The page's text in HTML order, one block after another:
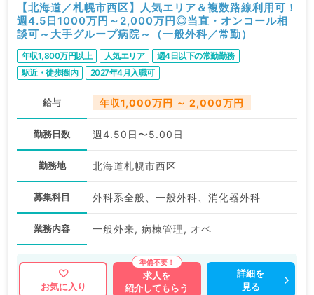
【北海道／札幌市西区】人気エリア＆複数路線利用可！
週4.5日1000万円～2,000万円◎当直・オンコール相
談可～大手グループ病院～（一般外科／常勤）
年収1,800万円以上 人気エリア
週4日以下の常勤勤務
駅近・徒歩圏内
2027年4月入職可
給与 年収1,000万円 ～ 2,000万円
勤務日数 週4.50日〜5.00日
勤務地 北海道札幌市西区
募集科目 外科系全般、一般外科、消化器外科
業務内容 一般外来, 病棟管理, オペ
お気に入り
求人を
紹介してもらう
詳細を
見る